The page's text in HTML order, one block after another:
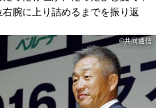
腕に上り詰めるまでを振り返
©共同通信